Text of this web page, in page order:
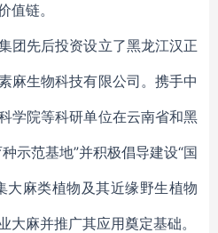
值链。
团先后投资设立了黑龙江汉正
麻生物科技有限公司。携手中
学院等科研单位在云南省和黑
示范基地”并积极倡导建设“国
大麻类植物及其近缘野生植物
大麻并推广其应用奠定基础。